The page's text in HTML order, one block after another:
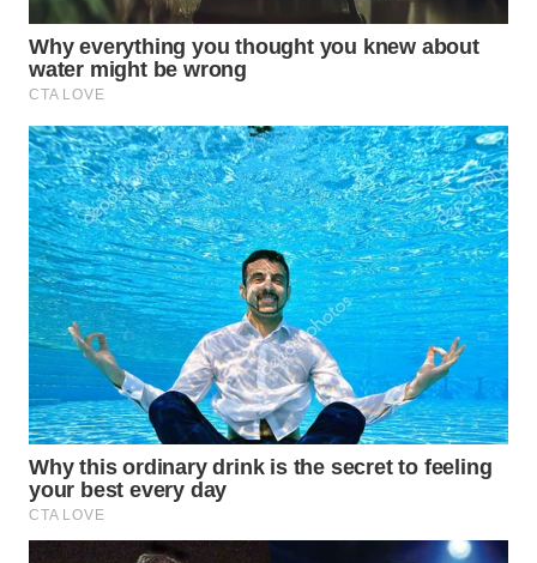
WN
TANJUNG
LESUNG
WN
KARO
WN
SIMALUNGUN
WN
LABUHANBATU
WN
TAPANULI
TENGAH
WN DELI